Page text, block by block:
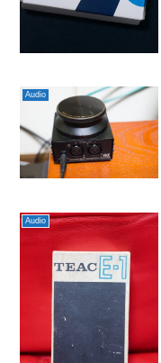
Audio
Audio